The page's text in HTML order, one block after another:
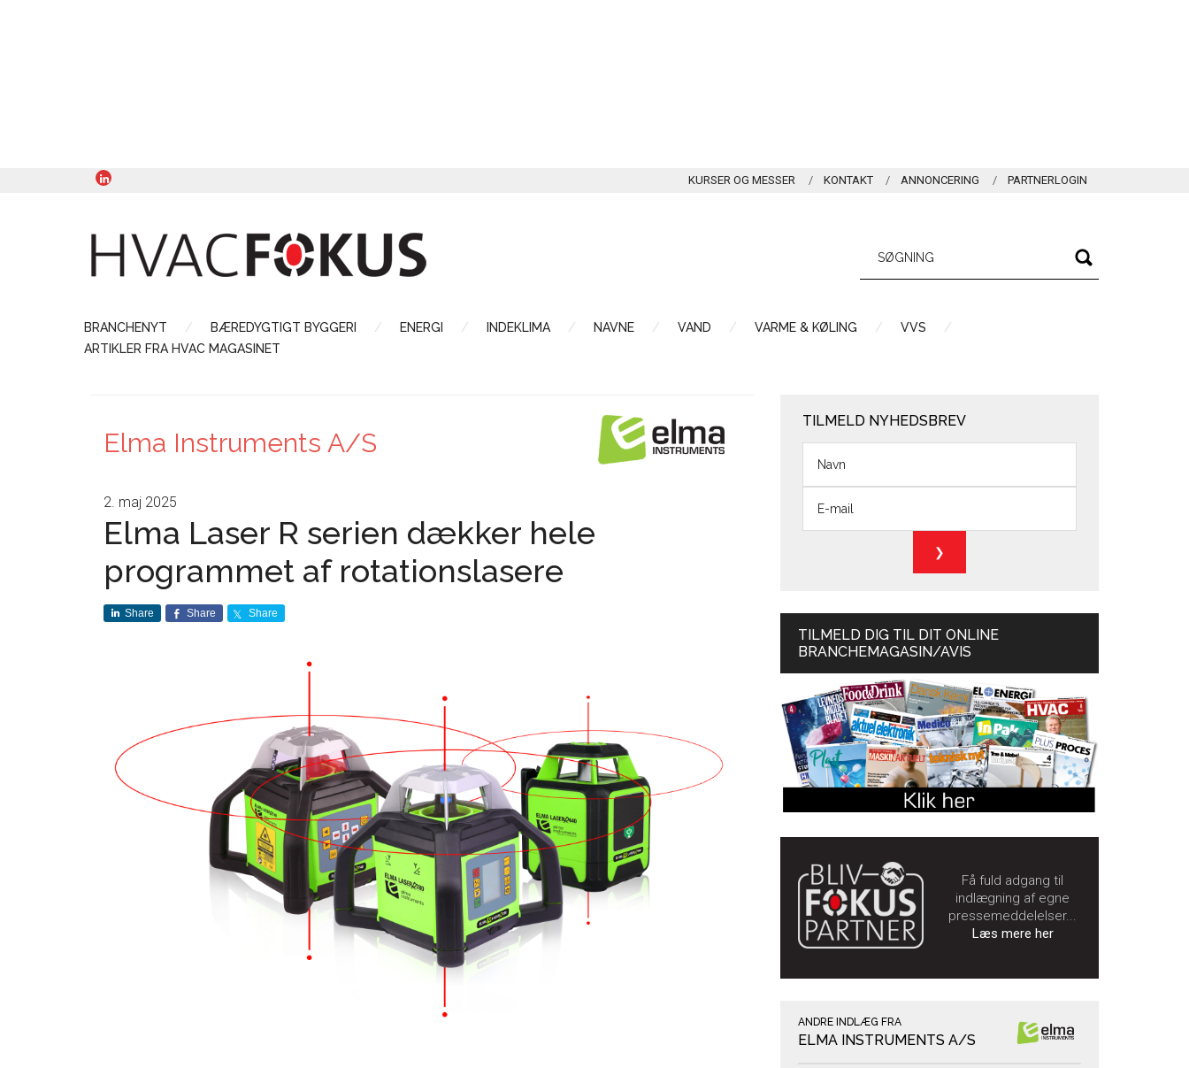
KURSER OG MESSER KONTAKT ANNONCERING PARTNERLOGIN
BRANCHENYT BÆREDYGTIGT BYGGERI ENERGI INDEKLIMA NAVNE VAND VARME & KØLING
VVS
ARTIKLER FRA HVAC MAGASINET
Elma Instruments A/S
2. maj 2025
Elma Laser R serien dækker hele
programmet af rotationslasere
Share Share Share
TILMELD NYHEDSBREV
TILMELD DIG TIL DIT ONLINE
BRANCHEMAGASIN/AVIS
Få fuld adgang til
indlægning af egne
pressemeddelelser...
Læs mere her
ANDRE INDLÆG FRA
ELMA INSTRUMENTS A/S